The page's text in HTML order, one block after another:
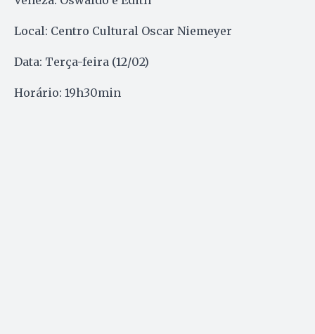
Local: Centro Cultural Oscar Niemeyer
Data: Terça-feira (12/02)
Horário: 19h30min